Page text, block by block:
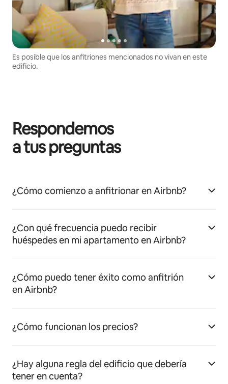
Es posible que los anfitriones mencionados no vivan en este
edificio.
Respondemos
a tus preguntas
¿Cómo comienzo a anfitrionar en Airbnb?
¿Con qué frecuencia puedo recibir
huéspedes en mi apartamento en Airbnb?
¿Cómo puedo tener éxito como anfitrión
en Airbnb?
¿Cómo funcionan los precios?
¿Hay alguna regla del edificio que debería
tener en cuenta?